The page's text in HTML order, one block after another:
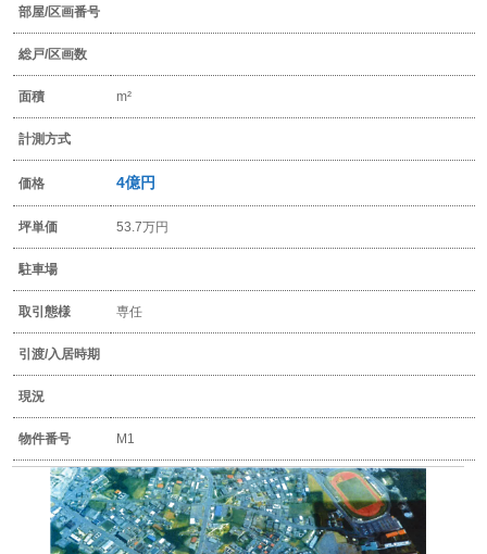
部屋/区画番号
総戸/区画数
面積 m²
計測方式
価格 4億円
坪単価 53.7万円
駐車場
取引態様 専任
引渡/入居時期
現況
物件番号 M1